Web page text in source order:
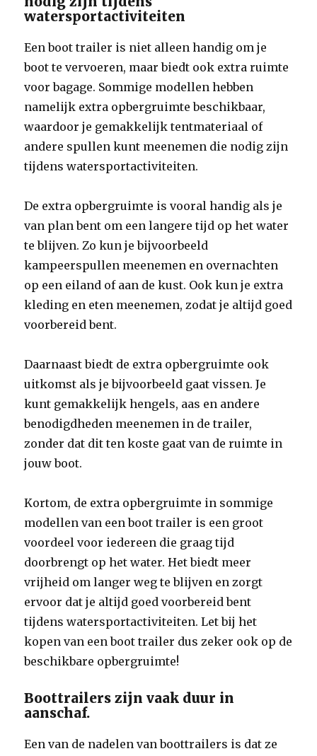
watersportactiviteiten
Een boot trailer is niet alleen handig om je
boot te vervoeren, maar biedt ook extra ruimte
voor bagage. Sommige modellen hebben
namelijk extra opbergruimte beschikbaar,
waardoor je gemakkelijk tentmateriaal of
andere spullen kunt meenemen die nodig zijn
tijdens watersportactiviteiten.
De extra opbergruimte is vooral handig als je
van plan bent om een langere tijd op het water
te blijven. Zo kun je bijvoorbeeld
kampeerspullen meenemen en overnachten
op een eiland of aan de kust. Ook kun je extra
kleding en eten meenemen, zodat je altijd goed
voorbereid bent.
Daarnaast biedt de extra opbergruimte ook
uitkomst als je bijvoorbeeld gaat vissen. Je
kunt gemakkelijk hengels, aas en andere
benodigdheden meenemen in de trailer,
zonder dat dit ten koste gaat van de ruimte in
jouw boot.
Kortom, de extra opbergruimte in sommige
modellen van een boot trailer is een groot
voordeel voor iedereen die graag tijd
doorbrengt op het water. Het biedt meer
vrijheid om langer weg te blijven en zorgt
ervoor dat je altijd goed voorbereid bent
tijdens watersportactiviteiten. Let bij het
kopen van een boot trailer dus zeker ook op de
beschikbare opbergruimte!
Boottrailers zijn vaak duur in
aanschaf.
Een van de nadelen van boottrailers is dat ze